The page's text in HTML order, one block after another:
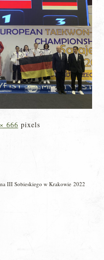
666 pixels
III Sobieskiego w Krakowie 2022